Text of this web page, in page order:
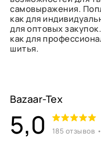
самовыражения.
как для
для оптовых
как для
шитья.
Bazaar-Tex
5,0 185 отзывов